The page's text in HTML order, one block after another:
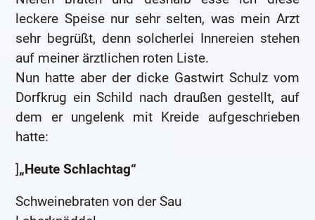
leckere Speise nur sehr selten, was mein Arzt
sehr begrüßt, denn solcherlei Innereien stehen
auf meiner ärztlichen roten Liste.
Nun hatte aber der dicke Gastwirt Schulz vom
Dorfkrug ein Schild nach draußen gestellt, auf
dem er ungelenk mit Kreide aufgeschrieben
hatte:
]„Heute Schlachtag“
Schweinebraten von der Sau